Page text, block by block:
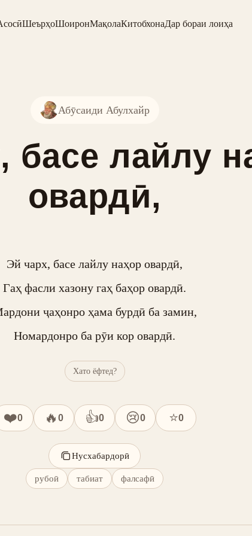
ШеърҳоШоиронМақолаКитобхонаДар бораи лоиҳа
Абӯсаиди Абулхайр
басе лайлу
овардӣ,
Эй чарх, басе лайлу наҳор овардӣ,
Гаҳ фасли хазону гаҳ баҳор овардӣ.
ҷаҳонро ҳама бурдӣ ба замин,
Номардонро ба рӯи кор овардӣ.
Хато ёфтед?
❤️0 🔥 0 👍0 😢0 ⭐0
Нусхабардорӣ
рубоӣ табиат фалсафӣ